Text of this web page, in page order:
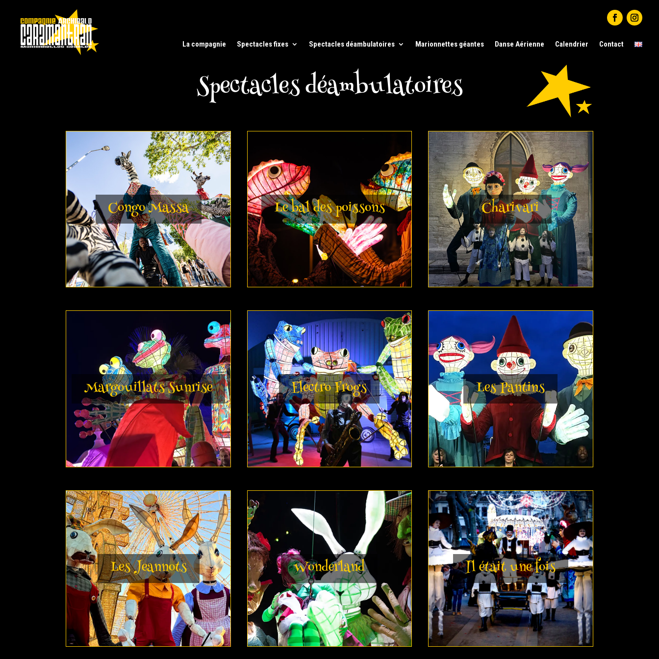
La compagnie Spectacles fixes Spectacles déambulatoires Marionnettes géantes Danse Aérienne Calendrier Contact
Spectacles déambulatoires
Congo Massa Le bal des poissons Charivari
Margouillats Sunrise Electro Frogs Les Pantins
Les Jeannots Wonderland Il était une fois